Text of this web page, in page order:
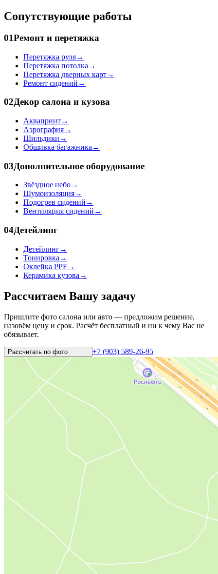
Сопутствующие работы
01Ремонт и перетяжка
Перетяжка руля→
Перетяжка потолка →
Перетяжка дверных карт→
Ремонт сидений →
02Декор салона и кузова
Аквапринт→
Аэрография→
Шильдики →
Обшивка багажника →
03Дополнительное оборудование
Звёздное небо→
Шумоизоляция→
Подогрев сидений →
Вентиляция сидений →
04Детейлинг
Детейлинг→
Тонировка →
Оклейка PPF→
Керамика кузова →
Рассчитаем Вашу задачу
Пришлите фото салона или авто — предложим решение,
назовём цену и срок. Расчёт бесплатный и ни к чему Вас не
обязывает.
Рассчитать по фото +7 (903) 589-26-95